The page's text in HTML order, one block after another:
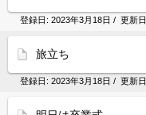
登録日: 2023年3月18日 / 更新
旅立ち
登録日: 2023年3月18日 / 更新